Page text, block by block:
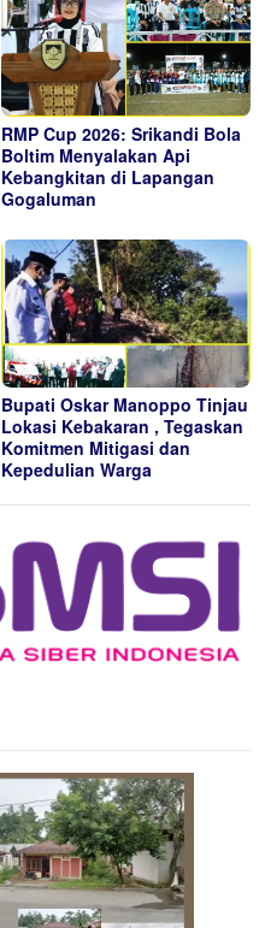
RMP Cup 2026: Srikandi Bola
Boltim Menyalakan Api
Kebangkitan di Lapangan
Gogaluman
Bupati Oskar Manoppo Tinjau
Lokasi Kebakaran , Tegaskan
Komitmen Mitigasi dan
Kepedulian Warga